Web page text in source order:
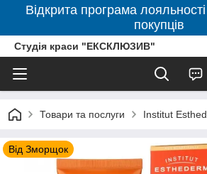
Відкрита програма
покупців
Студія краси "ЕКСКЛЮЗИВ"
Товари та послуги Institut
Від Зморщок